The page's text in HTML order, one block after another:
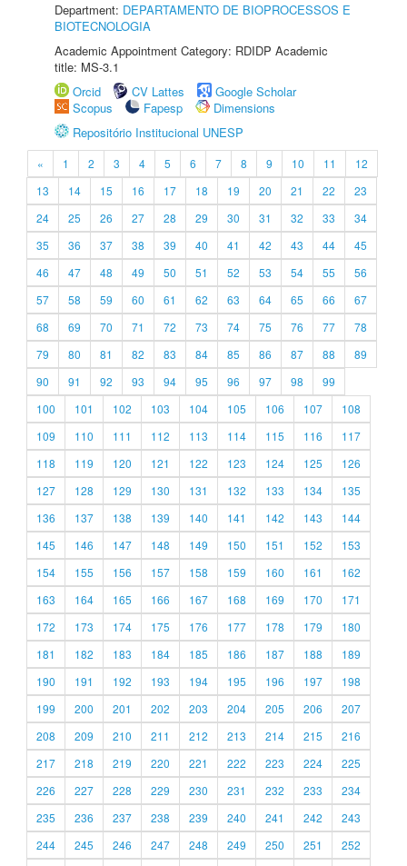
Department: DEPARTAMENTO DE BIOPROCESSOS E
BIOTECNOLOGIA
Academic Appointment Category: RDIDP Academic
title: MS-3.1
Orcid
CV Lattes
Google Scholar
Scopus
Fapesp
Dimensions
Repositório Institucional UNESP
« 1 2 3 4 5 6 7 8 9 10 11
12
13
14 15 16 17 18 19 20 21 22
23
24
25 26 27 28 29 30 31 32 33
34
35
36 37 38 39 40 41 42 43 44
45
46
47 48 49 50 51 52 53 54 55
56
57
58 59 60 61 62 63 64 65 66
67
68
69 70 71 72 73 74 75 76 77
78
79
80 81 82 83 84 85 86 87 88
89
90
91 92 93 94 95 96 97 98
99
100
101 102 103 104 105 106 107
108
109
110 111 112 113 114 115 116
117
118
119 120 121 122 123 124 125
126
127
128 129 130 131 132 133 134
135
136
137 138 139 140 141 142 143
144
145
146 147 148 149 150 151 152
153
154
155 156 157 158 159 160 161
162
163
164 165 166 167 168 169 170
171
172
173 174 175 176 177 178 179
180
181
182 183 184 185 186 187 188
189
190
191 192 193 194 195 196 197
198
199
200 201 202 203 204 205 206
207
208
209 210 211 212 213 214 215
216
217
218 219 220 221 222 223 224
225
226
227 228 229 230 231 232 233
234
235
236 237 238 239 240 241 242
243
244
245 246 247 248 249 250 251
252